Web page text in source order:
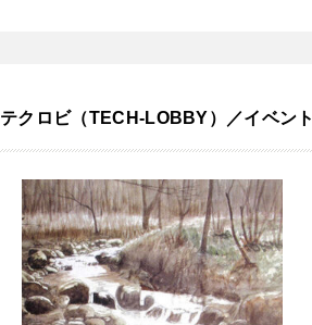
テクロビ（TECH-LOBBY）／イベント